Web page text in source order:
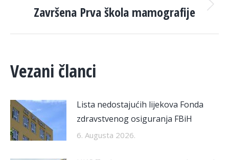
Next
Završena Prva škola mamografije
Vezani članci
Lista nedostajućih lijekova Fonda
zdravstvenog osiguranja FBiH
6. Augusta 2026.